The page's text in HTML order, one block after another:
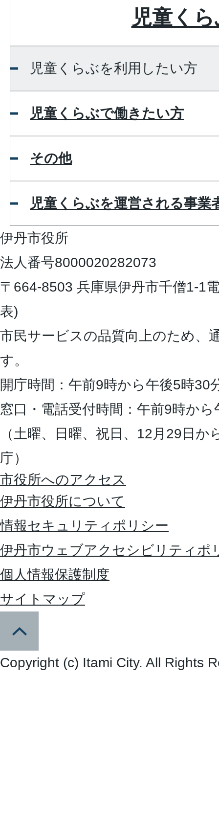
児童く
児童くらぶを利用したい方
児童くらぶで働きたい方
その他
児童くらぶを運営される事業
伊丹市役所
法人番号8000020282073
〒664-8503 兵庫県伊丹市千僧1-1
表)
市民サービスの品質向上のため、
す。
開庁時間：午前9時から午後5時30
窓口・電話受付時間：午前9時か
（土曜、日曜、祝日、12月29日
庁）
市役所へのアクセス
伊丹市役所について
情報セキュリティポリシー
伊丹市ウェブアクセシビリティポ
個人情報保護制度
サイトマップ
Copyright (c) Itami City. All Rights